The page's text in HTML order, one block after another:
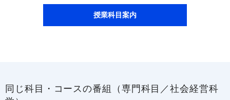
授業科目案内
同じ科目・コースの番組（専門科目／社会経営科